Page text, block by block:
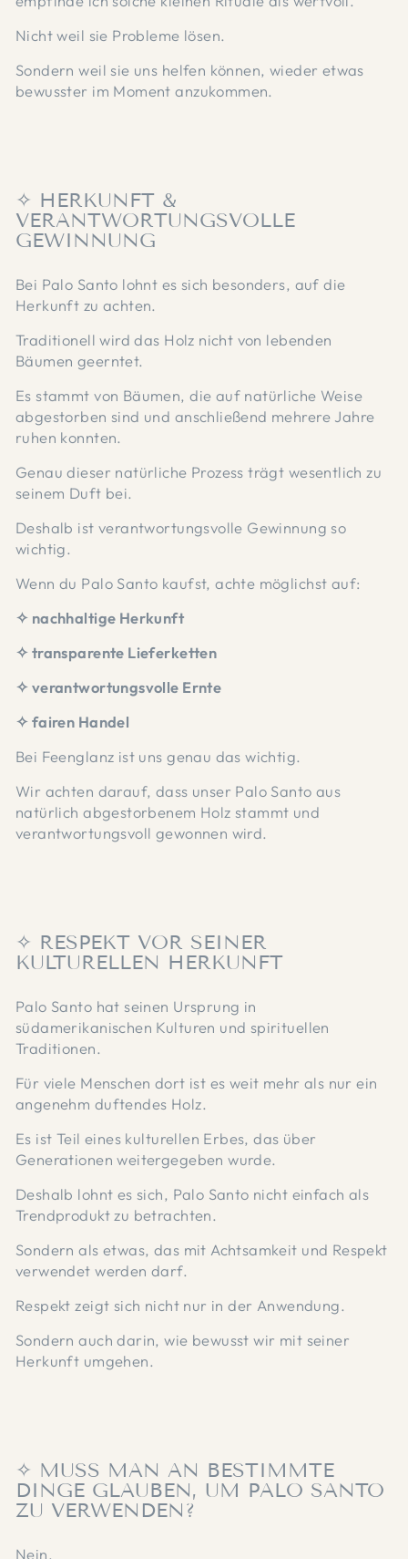
Nicht weil sie Probleme lösen.
Sondern weil sie uns helfen können, wieder etwas
bewusster im Moment anzukommen.
✧ HERKUNFT &
VERANTWORTUNGSVOLLE
GEWINNUNG
Bei Palo Santo lohnt es sich besonders, auf die
Herkunft zu achten.
Traditionell wird das Holz nicht von lebenden
Bäumen geerntet.
Es stammt von Bäumen, die auf natürliche Weise
abgestorben sind und anschließend mehrere Jahre
ruhen konnten.
Genau dieser natürliche Prozess trägt wesentlich zu
seinem Duft bei.
Deshalb ist verantwortungsvolle Gewinnung so
wichtig.
Wenn du Palo Santo kaufst, achte möglichst auf:
✧ nachhaltige Herkunft
✧ transparente Lieferketten
✧ verantwortungsvolle Ernte
✧ fairen Handel
Bei Feenglanz ist uns genau das wichtig.
Wir achten darauf, dass unser Palo Santo aus
natürlich abgestorbenem Holz stammt und
verantwortungsvoll gewonnen wird.
✧ RESPEKT VOR SEINER
KULTURELLEN HERKUNFT
Palo Santo hat seinen Ursprung in
südamerikanischen Kulturen und spirituellen
Traditionen.
Für viele Menschen dort ist es weit mehr als nur ein
angenehm duftendes Holz.
Es ist Teil eines kulturellen Erbes, das über
Generationen weitergegeben wurde.
Deshalb lohnt es sich, Palo Santo nicht einfach als
Trendprodukt zu betrachten.
Sondern als etwas, das mit Achtsamkeit und Respekt
verwendet werden darf.
Respekt zeigt sich nicht nur in der Anwendung.
Sondern auch darin, wie bewusst wir mit seiner
Herkunft umgehen.
✧ MUSS MAN AN BESTIMMTE
DINGE GLAUBEN, UM PALO SANTO
ZU VERWENDEN?
Nein.